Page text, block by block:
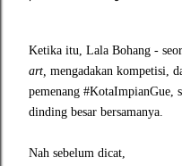
Ketika itu, Lala Bohang -
art, mengadakan kompetisi,
pemenang #KotaImpianGue,
dinding besar bersamanya.
Nah sebelum dicat,